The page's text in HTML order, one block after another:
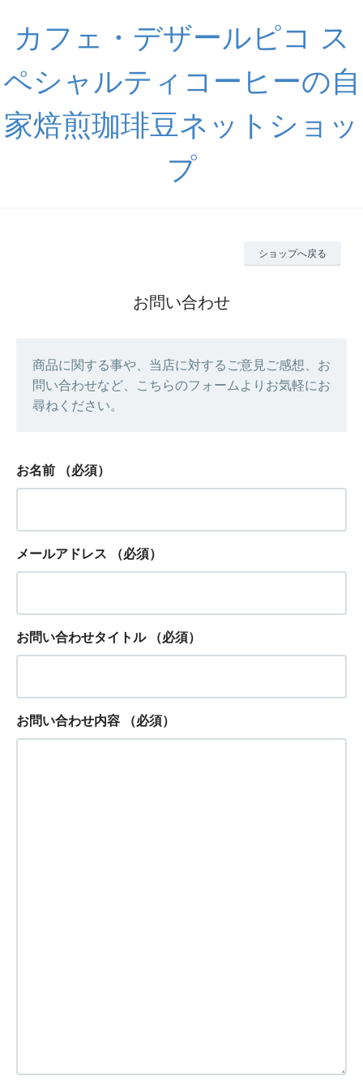
カフェ・デザールピコ ス
ペシャルティコーヒーの自
家焙煎珈琲豆ネットショッ
プ
ショップへ戻る
お問い合わせ
商品に関する事や、当店に対するご意見ご感想、お
問い合わせなど、こちらのフォームよりお気軽にお
尋ねください。
お名前 （必須）
メールアドレス （必須）
お問い合わせタイトル （必須）
お問い合わせ内容 （必須）